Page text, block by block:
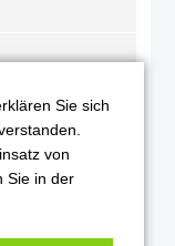
Sie sich
von
Sie in der